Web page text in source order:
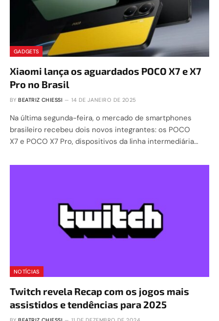
GADGETS
Xiaomi lança os aguardados POCO X7 e X7
Pro no Brasil
BY BEATRIZ CHIESSI 14 DE JANEIRO DE 2025
Na última segunda-feira, o mercado de smartphones
brasileiro recebeu dois novos integrantes: os POCO
X7 e POCO X7 Pro, dispositivos da linha intermediária…
NOTÍCIAS
Twitch revela Recap com os jogos mais
assistidos e tendências para 2025